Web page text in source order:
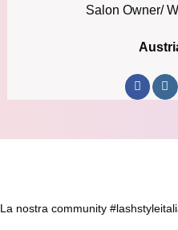
Salon Owner/
La nostra community